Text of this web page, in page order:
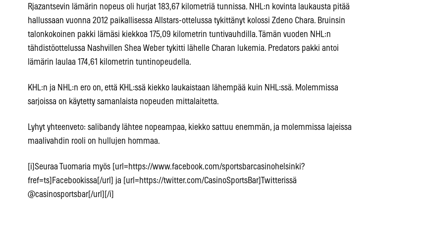
Rjazantsevin lämärin nopeus oli hurjat 183,67 kilometriä tunnissa. NHL:n kovinta laukausta pitää
hallussaan vuonna 2012 paikallisessa Allstars-ottelussa tykittänyt kolossi Zdeno Chara. Bruinsin
talonkokoinen pakki lämäsi kiekkoa 175,09 kilometrin tuntivauhdilla. Tämän vuoden NHL:n
tähdistöottelussa Nashvillen Shea Weber tykitti lähelle Charan lukemia. Predators pakki antoi
lämärin laulaa 174,61 kilometrin tuntinopeudella.
KHL:n ja NHL:n ero on, että KHL:ssä kiekko laukaistaan lähempää kuin NHL:ssä. Molemmissa
sarjoissa on käytetty samanlaista nopeuden mittalaitetta.
Lyhyt yhteenveto: salibandy lähtee nopeampaa, kiekko sattuu enemmän, ja molemmissa lajeissa
maalivahdin rooli on hullujen hommaa.
[i]Seuraa Tuomaria myös [url=https://www.facebook.com/sportsbarcasinohelsinki?
fref=ts]Facebookissa[/url] ja [url=https://twitter.com/CasinoSportsBar]Twitterissä
@casinosportsbar[/url][/i]